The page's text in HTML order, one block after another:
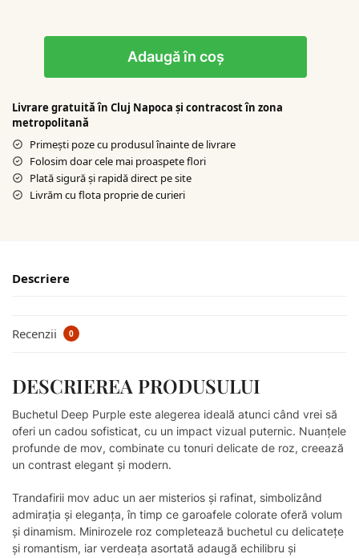
Adaugă în coș
Livrare gratuită în Cluj Napoca şi contracost în zona
metropolitană
Primești poze cu produsul înainte de livrare
Folosim doar cele mai proaspete flori
Plată sigură şi rapidă direct pe site
Livrăm cu flota proprie de curieri
Descriere
Recenzii 0
DESCRIEREA PRODUSULUI
Buchetul Deep Purple este alegerea ideală atunci când vrei să
oferi un cadou sofisticat, cu un impact vizual puternic. Nuanțele
profunde de mov, combinate cu tonuri delicate de roz, creează
un contrast elegant și modern.
Trandafirii mov aduc un aer misterios și rafinat, simbolizând
admirația și eleganța, în timp ce garoafele colorate oferă volum
și dinamism. Minirozele roz completează buchetul cu delicatețe
și romantism, iar verdeața asortată adaugă echilibru și